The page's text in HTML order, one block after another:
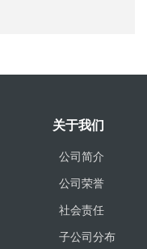
关于我们
公司简介
公司荣誉
社会责任
子公司分布